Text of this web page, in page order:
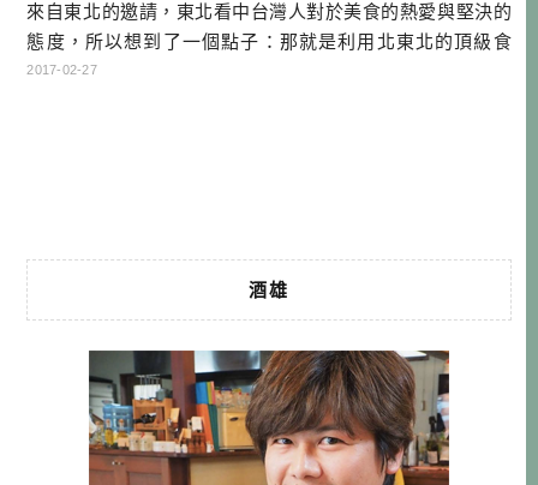
來自東北的邀請，東北看中台灣人對於美食的熱愛與堅決的
態度，所以想到了一個點子：那就是利用北東北的頂級食
材，並請到知名的廚師來設計菜單，試圖使用美食的力量，
2017-02-27
酒雄